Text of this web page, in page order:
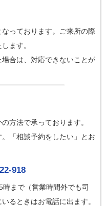
なっております。ご来所の際
ます。
合は、対応できないことが
方法で承っております。
。「相談予約をしたい」とお
918
まで（営業時間外でも司
るときはお電話に出ます。